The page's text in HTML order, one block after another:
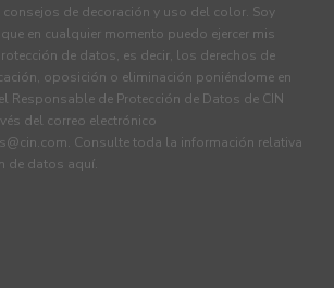
de decoración y uso del color. Soy
en cualquier momento puedo ejercer mis
de datos, es decir, los derechos de
oposición o eliminación poniéndome en
Responsable de Protección de Datos de CIN
del correo electrónico
. Consulte toda la información relativa
de datos aquí.